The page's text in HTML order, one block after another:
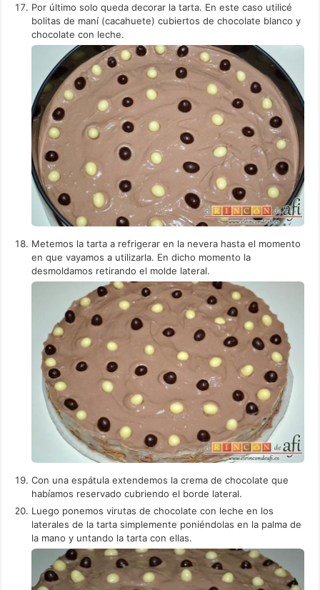
Por último solo queda decorar la tarta. En este caso utilicé
bolitas de maní (cacahuete) cubiertos de chocolate blanco y
chocolate con leche.
Metemos la tarta a refrigerar en la nevera hasta el momento
en que vayamos a utilizarla. En dicho momento la
desmoldamos retirando el molde lateral.
Con una espátula extendemos la crema de chocolate que
habíamos reservado cubriendo el borde lateral.
Luego ponemos virutas de chocolate con leche en los
laterales de la tarta simplemente poniéndolas en la palma de
la mano y untando la tarta con ellas.